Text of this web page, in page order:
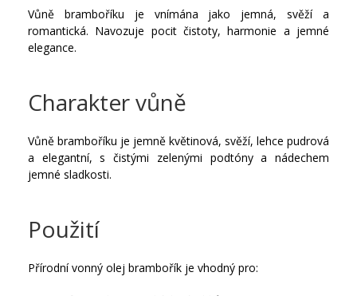
Vůně bramboříku je vnímána jako jemná, svěží a
romantická. Navozuje pocit čistoty, harmonie a jemné
elegance.
Charakter vůně
Vůně bramboříku je jemně květinová, svěží, lehce pudrová
a elegantní, s čistými zelenými podtóny a nádechem
jemné sladkosti.
Použití
Přírodní vonný olej brambořík je vhodný pro: